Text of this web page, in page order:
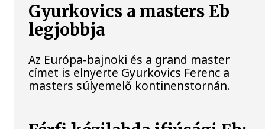
Gyurkovics a masters Eb
legjobbja
Az Európa-bajnoki és a grand master
címet is elnyerte Gyurkovics Ferenc a
masters súlyemelő kontinenstornán.